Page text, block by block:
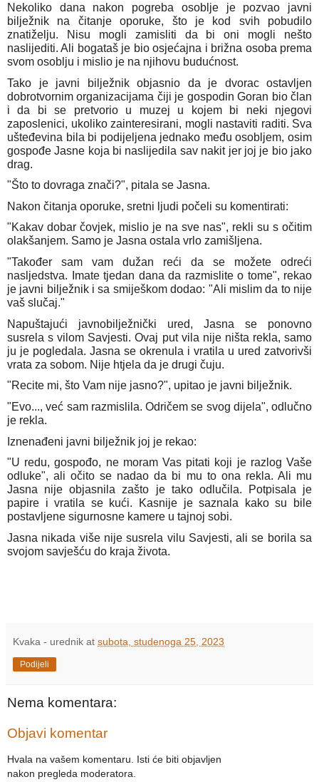
Nekoliko dana nakon pogreba osoblje je pozvao javni
bilježnik na čitanje oporuke, što je kod svih pobudilo
znatiželju. Nisu mogli zamisliti da bi oni mogli nešto
naslijediti. Ali bogataš je bio osjećajna i brižna osoba prema
svom osoblju i mislio je na njihovu budućnost.
Tako je javni bilježnik objasnio da je dvorac ostavljen
dobrotvornim organizacijama čiji je gospodin Goran bio član
i da bi se pretvorio u muzej u kojem bi neki njegovi
zaposlenici, ukoliko zainteresirani, mogli nastaviti raditi. Sva
ušteđevina bila bi podijeljena jednako među osobljem, osim
gospođe Jasne koja bi naslijedila sav nakit jer joj je bio jako
drag.
"Što to dovraga znači?", pitala se Jasna.
Nakon čitanja oporuke, sretni ljudi počeli su komentirati:
"Kakav dobar čovjek, mislio je na sve nas", rekli su s očitim
olakšanjem. Samo je Jasna ostala vrlo zamišljena.
"Također sam vam dužan reći da se možete odreći
nasljedstva. Imate tjedan dana da razmislite o tome", rekao
je javni bilježnik i sa smiješkom dodao: "Ali mislim da to nije
vaš slučaj."
Napuštajući javnobilježnički ured, Jasna se ponovno
susrela s vilom Savjesti. Ovaj put vila nije ništa rekla, samo
ju je pogledala. Jasna se okrenula i vratila u ured zatvorivši
vrata za sobom. Nije htjela da je drugi čuju.
"Recite mi, što Vam nije jasno?", upitao je javni bilježnik.
"Evo..., već sam razmislila. Odričem se svog dijela", odlučno
je rekla.
Iznenađeni javni bilježnik joj je rekao:
"U redu, gospođo, ne moram Vas pitati koji je razlog Vaše
odluke", ali očito se nadao da bi mu to ona rekla. Ali mu
Jasna nije objasnila zašto je tako odlučila. Potpisala je
papire i vratila se kući. Kasnije je saznala kako su bile
postavljene sigurnosne kamere u tajnoj sobi.
Jasna nikada više nije susrela vilu Savjesti, ali se borila sa
svojom savješću do kraja života.
Kvaka - urednik at subota, studenoga 25, 2023
Podijeli
Nema komentara:
Objavi komentar
Hvala na vašem komentaru. Isti će biti objavljen
nakon pregleda moderatora.